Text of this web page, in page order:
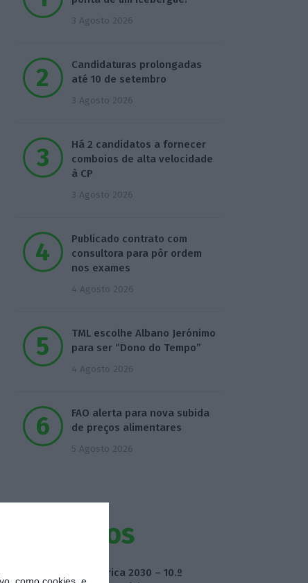
como cookies, e
3 Agosto 2026
Candidaturas prolongadas
até 10 de setembro
3 Agosto 2026
Há 2 candidatos a fornecer
comboios de alta velocidade
à CP
3 Agosto 2026
Publicado contrato com
consultora para pôr ordem
nos exames
4 Agosto 2026
TML escolhe Albano Jerónimo
para ser “Dono do Tempo”
4 Agosto 2026
FAO alerta para nova subida
de preços alimentares
5 Agosto 2026
Eventos
Fábrica 2030 – 10.º